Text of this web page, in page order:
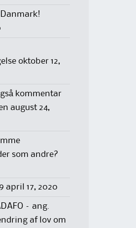
Danmark!
oktober 12,
kommentar
august 24,
som andre?
april 17, 2020
– ang.
af lov om